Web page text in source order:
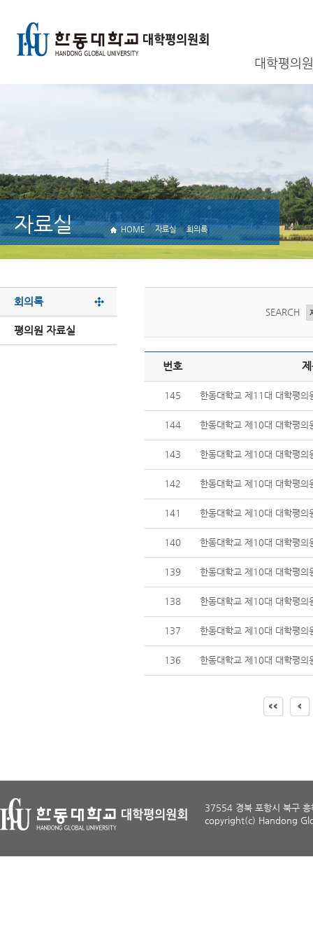
대학평의
자료실 >회의록
>자료실
HOME
회의록
평의원 자료실
SEARCH
번호
145 한동대학교 제11대 대학평
144 한동대학교 제10대 대학평
143 한동대학교 제10대 대학평
142 한동대학교 제10대 대학평
141 한동대학교 제10대 대학평
140 한동대학교 제10대 대학평
139 한동대학교 제10대 대학평
138 한동대학교 제10대 대학평
137 한동대학교 제10대 대학평
136 한동대학교 제10대 대학평
37554 경북 포항시 북구
copyright(c) Handong